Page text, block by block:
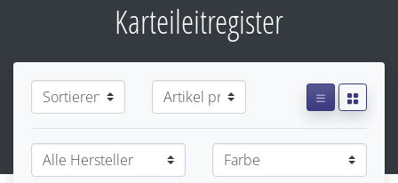
Karteileitregister